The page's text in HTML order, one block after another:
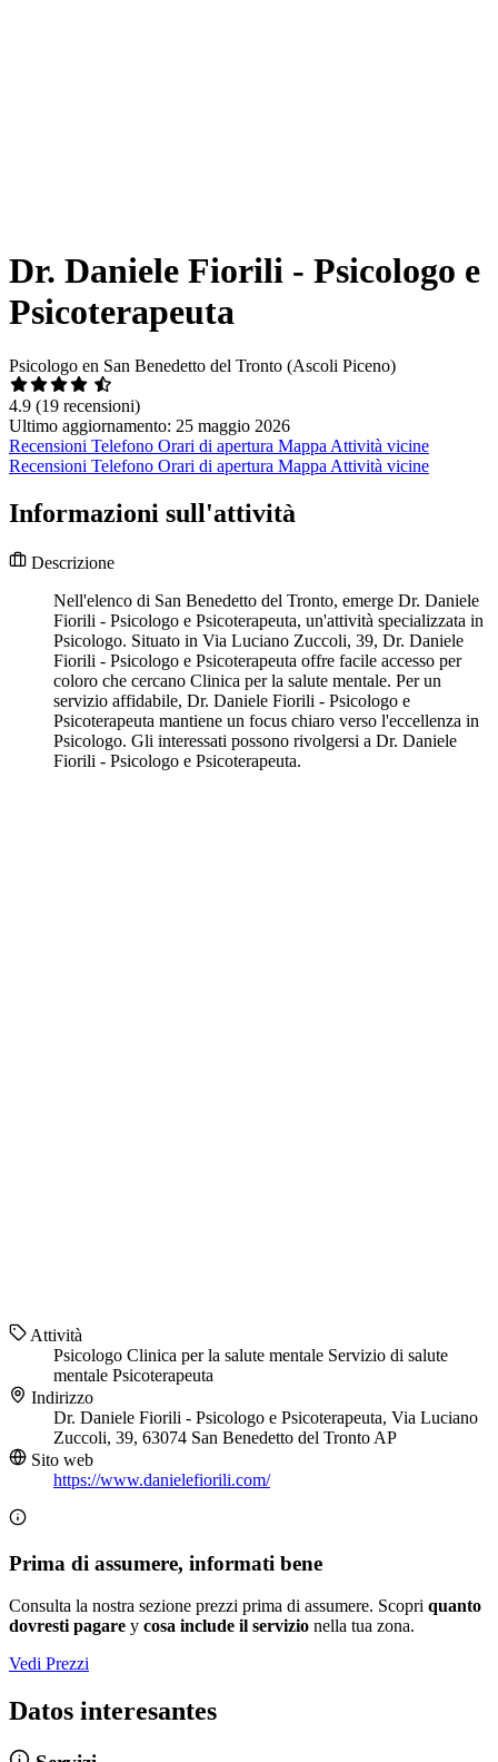
Dr. Daniele Fiorili - Psicologo e
Psicoterapeuta
Psicologo en San Benedetto del Tronto (Ascoli Piceno)
4.9 (19 recensioni)
Ultimo aggiornamento: 25 maggio 2026
Recensioni Telefono Orari di apertura Mappa Attività vicine
Recensioni Telefono Orari di apertura Mappa Attività vicine
Informazioni sull'attività
Descrizione
Nell'elenco di San Benedetto del Tronto, emerge Dr. Daniele
Fiorili - Psicologo e Psicoterapeuta, un'attività specializzata in
Psicologo. Situato in Via Luciano Zuccoli, 39, Dr. Daniele
Fiorili - Psicologo e Psicoterapeuta offre facile accesso per
coloro che cercano Clinica per la salute mentale. Per un
servizio affidabile, Dr. Daniele Fiorili - Psicologo e
Psicoterapeuta mantiene un focus chiaro verso l'eccellenza in
Psicologo. Gli interessati possono rivolgersi a Dr. Daniele
Fiorili - Psicologo e Psicoterapeuta.
Attività
Psicologo Clinica per la salute mentale Servizio di salute
mentale Psicoterapeuta
Indirizzo
Dr. Daniele Fiorili - Psicologo e Psicoterapeuta, Via Luciano
Zuccoli, 39, 63074 San Benedetto del Tronto AP
Sito web
https://www.danielefiorili.com/
Prima di assumere, informati bene
Consulta la nostra sezione prezzi prima di assumere. Scopri quanto
dovresti pagare y cosa include il servizio nella tua zona.
Vedi Prezzi
Datos interesantes